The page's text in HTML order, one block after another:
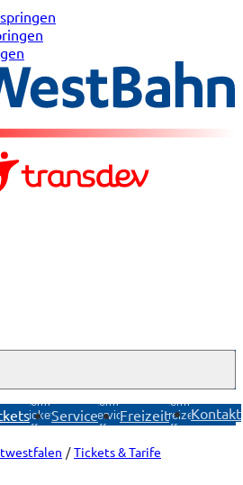
Untermenü
Tickets
öffnen
Service
Untermenü
Service
öffnen
Freizeit
Untermenü
Freizeit
öffnen
Kontakt
Tickets & Tarife